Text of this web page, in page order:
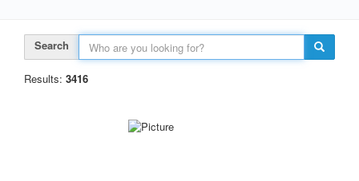
Search
Results: 3416